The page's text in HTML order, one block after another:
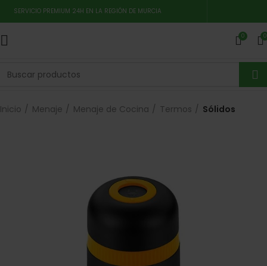
SERVICIO PREMIUM 24H EN LA REGIÓN DE MURCIA
0 0
Inicio Menaje Menaje de Cocina Termos Sólidos